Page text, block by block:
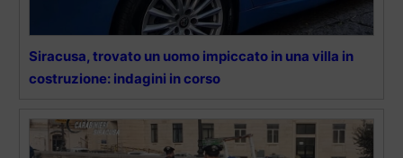
Siracusa, trovato un uomo impiccato in una villa in
costruzione: indagini in corso